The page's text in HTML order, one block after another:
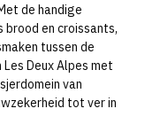
de handige
en croissants,
tussen de
Deux Alpes met
van
tot ver in